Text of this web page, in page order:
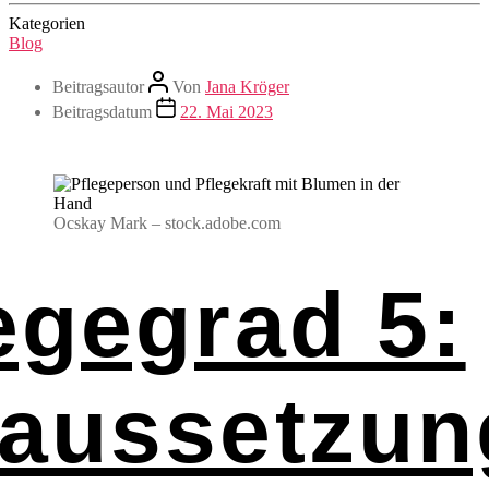
Kategorien
Blog
Beitragsautor Von Jana Kröger
Beitragsdatum
22. Mai 2023
Ocskay Mark – stock.adobe.com
5: